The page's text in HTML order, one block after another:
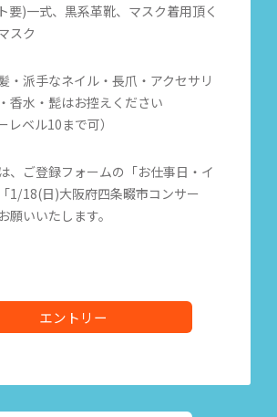
要)一式、黒系革靴、マスク着用頂く
スク
・派手なネイル・長爪・アクセサリ
香水・髭はお控えください
レベル10まで可）
、ご登録フォームの「お仕事日・イ
1/18(日)大阪府四条畷市コンサー
願いいたします。
エントリー